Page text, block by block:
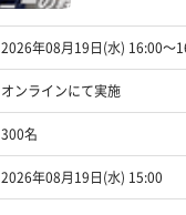
2026年08月19日(水) 16:00〜
オンラインにて実施
300名
2026年08月19日(水) 15:00